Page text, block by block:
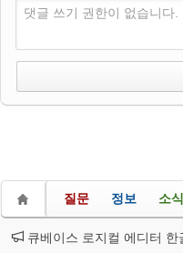
댓글 쓰기 권한이 없습니다
질문 정보 소식
큐베이스 로지컬 에디터